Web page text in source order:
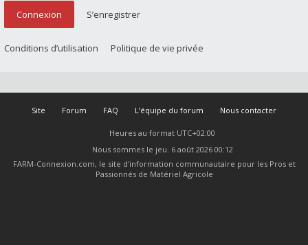
Connexion S’enregistrer
Conditions d’utilisation Politique de vie privée
Site Forum FAQ L’équipe du forum Nous contacter
Heures au format UTC+02:00
Nous sommes le jeu. 6 août 2026 00:12
FARM-Connexion.com, le site d'information communautaire pour les Pros et
Passionnés de Matériel Agricole